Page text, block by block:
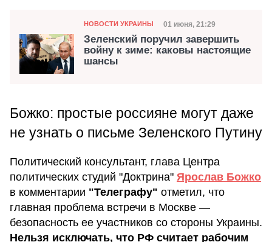
Категория
НОВОСТИ УКРАИНЫ Дата публикации
01 июня, 21:29
Зеленский поручил завершить
войну к зиме: каковы настоящие
шансы
Божко: простые россияне могут даже
не узнать о письме Зеленского Путину
Политический консультант, глава Центра
политических студий "Доктрина" Ярослав Божко
в комментарии "Телеграфу" отметил, что
главная проблема встречи в Москве —
безопасность ее участников со стороны Украины.
Нельзя исключать, что РФ считает рабочим